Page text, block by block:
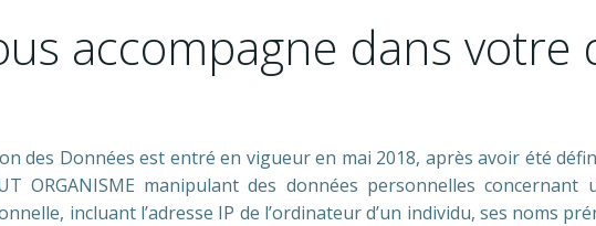
accompagne dans
des Données est entré en vigueur en mai 2018, après avoir été
ORGANISME manipulant des données personnelles
incluant l’adresse IP de l’ordinateur d’un individu, ses noms